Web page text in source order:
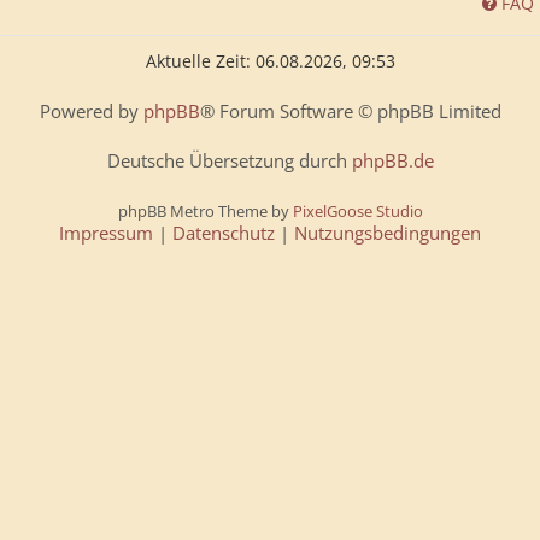
Aktuelle Zeit: 06.08.2026, 09:53
Powered by phpBB® Forum Software © phpBB Limited
Deutsche Übersetzung durch phpBB.de
phpBB Metro Theme by PixelGoose Studio
Impressum | Datenschutz | Nutzungsbedingungen